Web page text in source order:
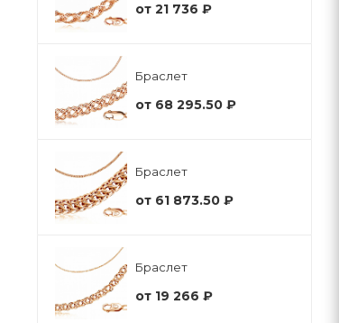
от 21 736 ₽
Браслет
от 68 295.50 ₽
Браслет
от 61 873.50 ₽
Браслет
от 19 266 ₽